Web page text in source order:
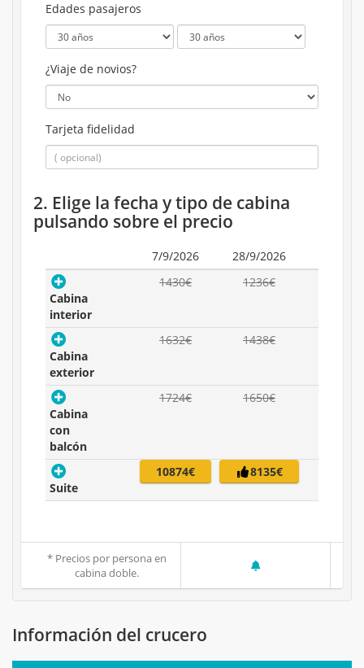
Edades pasajeros
¿Viaje de novios?
Tarjeta fidelidad
2. Elige la fecha y tipo de cabina
pulsando sobre el precio
7/9/2026 28/9/2026
Cabina
interior
1430€ 1236€
Cabina
exterior
1632€ 1438€
Cabina
con
balcón
1724€ 1650€
Suite
10874€ 8135€
* Precios por persona en
cabina doble.
Información del crucero